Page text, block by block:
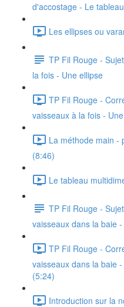
d'accostage - Le
Les ellipses ou
TP Fil Rouge -
la fois - Une ellipse
TP Fil Rouge -
vaisseaux à la fois -
La méthode main -
(8:46)
Le tableau
TP Fil Rouge -
vaisseaux dans la baie
TP Fil Rouge -
vaisseaux dans la baie
(5:24)
Introduction sur la